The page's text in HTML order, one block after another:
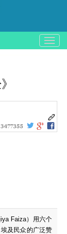
باز
و
3477355
Faiza）用六个
及民众的广泛赞